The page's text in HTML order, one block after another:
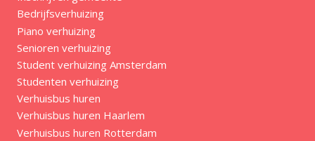
Bedrijfsverhuizing
Piano verhuizing
Senioren verhuizing
Student verhuizing Amsterdam
Studenten verhuizing
Verhuisbus huren
Verhuisbus huren Haarlem
Verhuisbus huren Rotterdam